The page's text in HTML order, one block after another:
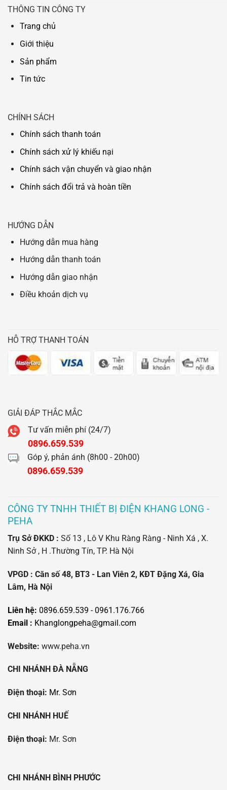
THÔNG TIN CÔNG TY
Trang chủ
Giới thiệu
Sản phẩm
Tin tức
CHÍNH SÁCH
Chính sách thanh toán
Chính sách xử lý khiếu nại
Chính sách vận chuyển và giao nhận
Chính sách đổi trả và hoàn tiền
HƯỚNG DẪN
Hướng dẫn mua hàng
Hướng dẫn thanh toán
Hướng dẫn giao nhận
Điều khoản dịch vụ
HỖ TRỢ THANH TOÁN
GIẢI ĐÁP THẮC MẮC
Tư vấn miễn phí (24/7)
0896.659.539
Góp ý, phản ánh (8h00 - 20h00)
0896.659.539
CÔNG TY TNHH THIẾT BỊ ĐIỆN KHANG LONG -
PEHA
Trụ Sở ĐKKD : Số 13 , Lô V Khu Ràng Ràng - Ninh Xá , X.
Ninh Sở , H .Thường Tín, TP. Hà Nội
VPGD : Căn số 48, BT3 - Lan Viên 2, KĐT Đặng Xá, Gia
Lâm, Hà Nội
Liên hệ: 0896.659.539 - 0961.176.766
Email : Khanglongpeha@gmail.com
Website: www.peha.vn
CHI NHÁNH ĐÀ NẴNG
Điện thoại: Mr. Sơn
CHI NHÁNH HUẾ
Điện thoại: Mr. Sơn
CHI NHÁNH BÌNH PHƯỚC